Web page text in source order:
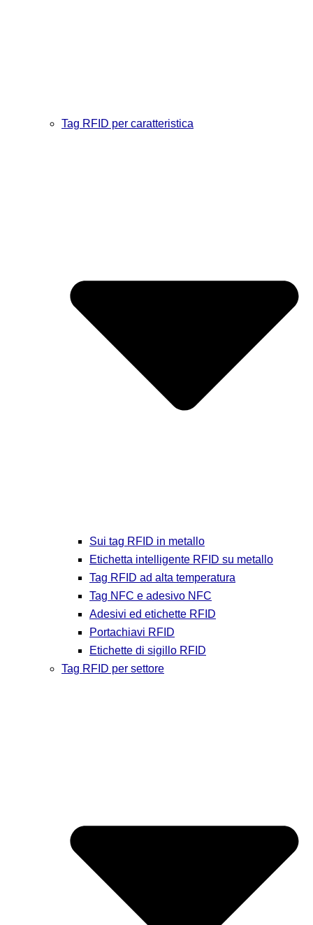
Tag RFID per caratteristica
Sui tag RFID in metallo
Etichetta intelligente RFID su metallo
Tag RFID ad alta temperatura
Tag NFC e adesivo NFC
Adesivi ed etichette RFID
Portachiavi RFID
Etichette di sigillo RFID
Tag RFID per settore